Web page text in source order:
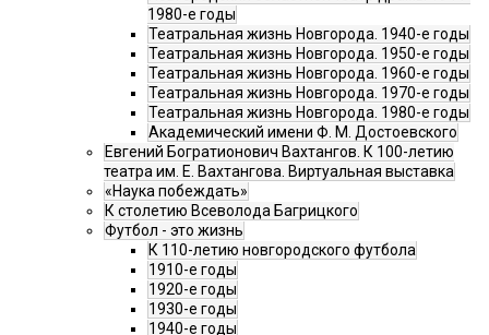
1980-е годы
Театральная жизнь Новгорода. 1940-е годы
Театральная жизнь Новгорода. 1950-е годы
Театральная жизнь Новгорода. 1960-е годы
Театральная жизнь Новгорода. 1970-е годы
Театральная жизнь Новгорода. 1980-е годы
Академический имени Ф. М. Достоевского
Евгений Богратионович Вахтангов. К 100-летию
театра им. Е. Вахтангова. Виртуальная выставка
«Наука побеждать»
К столетию Всеволода Багрицкого
Футбол - это жизнь
К 110-летию новгородского футбола
1910-е годы
1920-е годы
1930-е годы
1940-е годы